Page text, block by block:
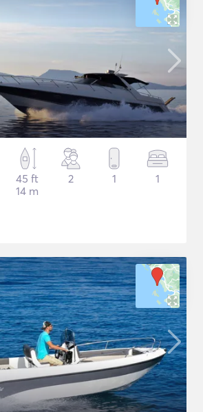
45 ft
14 m
2 1 1